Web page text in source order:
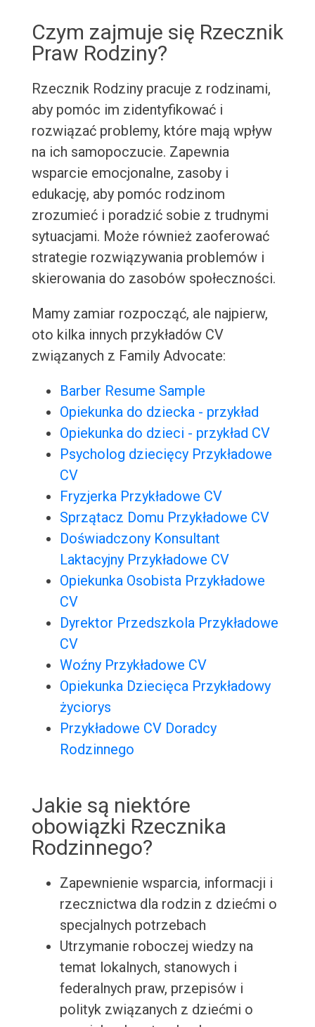
Czym zajmuje się Rzecznik
Praw Rodziny?
Rzecznik Rodziny pracuje z rodzinami,
aby pomóc im zidentyfikować i
rozwiązać problemy, które mają wpływ
na ich samopoczucie. Zapewnia
wsparcie emocjonalne, zasoby i
edukację, aby pomóc rodzinom
zrozumieć i poradzić sobie z trudnymi
sytuacjami. Może również zaoferować
strategie rozwiązywania problemów i
skierowania do zasobów społeczności.
Mamy zamiar rozpocząć, ale najpierw,
oto kilka innych przykładów CV
związanych z Family Advocate:
Barber Resume Sample
Opiekunka do dziecka - przykład
Opiekunka do dzieci - przykład CV
Psycholog dziecięcy Przykładowe
CV
Fryzjerka Przykładowe CV
Sprzątacz Domu Przykładowe CV
Doświadczony Konsultant
Laktacyjny Przykładowe CV
Opiekunka Osobista Przykładowe
CV
Dyrektor Przedszkola Przykładowe
CV
Woźny Przykładowe CV
Opiekunka Dziecięca Przykładowy
życiorys
Przykładowe CV Doradcy
Rodzinnego
Jakie są niektóre
obowiązki Rzecznika
Rodzinnego?
Zapewnienie wsparcia, informacji i
rzecznictwa dla rodzin z dziećmi o
specjalnych potrzebach
Utrzymanie roboczej wiedzy na
temat lokalnych, stanowych i
federalnych praw, przepisów i
polityk związanych z dziećmi o